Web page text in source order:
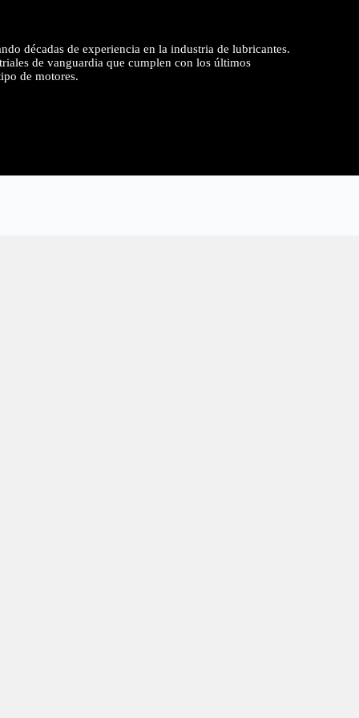
décadas de experiencia en la industria de lubricantes.
de vanguardia que cumplen con los últimos
de motores.